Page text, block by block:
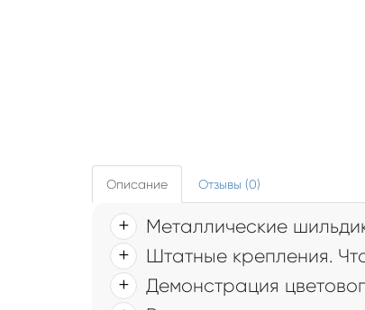
Описание Отзывы (0)
Металлические
Штатные крепления.
Демонстрация